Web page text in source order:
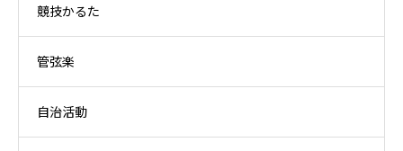
競技かるた
管弦楽
自治活動